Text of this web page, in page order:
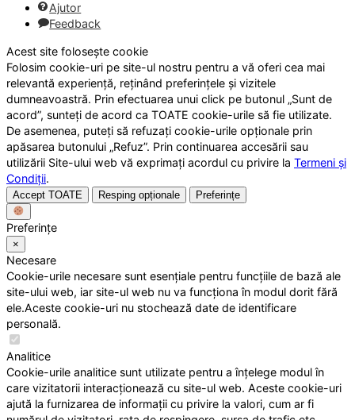
Ajutor
Feedback
Acest site folosește cookie
Folosim cookie-uri pe site-ul nostru pentru a vă oferi cea mai
relevantă experiență, reținând preferințele și vizitele
dumneavoastră. Prin efectuarea unui click pe butonul „Sunt de
acord”, sunteți de acord ca TOATE cookie-urile să fie utilizate.
De asemenea, puteți să refuzați cookie-urile opționale prin
apăsarea butonului „Refuz”. Prin continuarea accesării sau
utilizării Site-ului web vă exprimați acordul cu privire la Termeni și
Condiții.
Accept TOATE Resping opționale Preferințe
Preferințe
×
Necesare
Cookie-urile necesare sunt esențiale pentru funcțiile de bază ale
site-ului web, iar site-ul web nu va funcționa în modul dorit fără
ele.Aceste cookie-uri nu stochează date de identificare
personală.
Analitice
Cookie-urile analitice sunt utilizate pentru a înțelege modul în
care vizitatorii interacționează cu site-ul web. Aceste cookie-uri
ajută la furnizarea de informații cu privire la valori, cum ar fi